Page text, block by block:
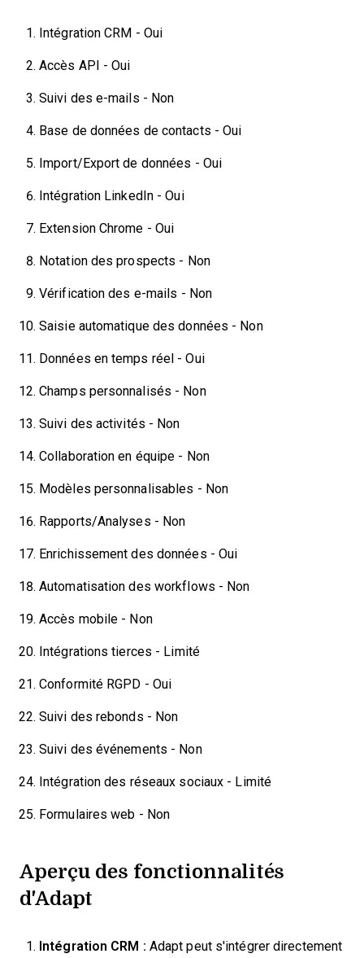
Intégration CRM - Oui
Accès API - Oui
Suivi des e-mails - Non
Base de données de contacts - Oui
Import/Export de données - Oui
Intégration LinkedIn - Oui
Extension Chrome - Oui
Notation des prospects - Non
Vérification des e-mails - Non
Saisie automatique des données - Non
Données en temps réel - Oui
Champs personnalisés - Non
Suivi des activités - Non
Collaboration en équipe - Non
Modèles personnalisables - Non
Rapports/Analyses - Non
Enrichissement des données - Oui
Automatisation des workflows - Non
Accès mobile - Non
Intégrations tierces - Limité
Conformité RGPD - Oui
Suivi des rebonds - Non
Suivi des événements - Non
Intégration des réseaux sociaux - Limité
Formulaires web - Non
Aperçu des fonctionnalités
d'Adapt
Intégration CRM : Adapt peut s'intégrer directement